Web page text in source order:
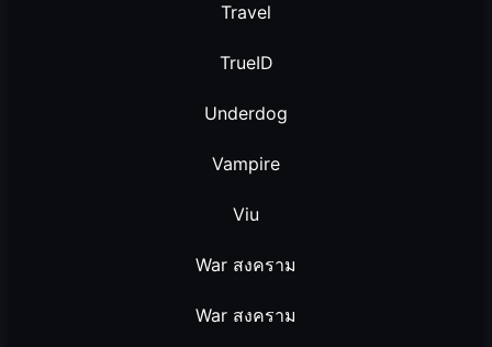
Travel
TrueID
Underdog
Vampire
Viu
War สงคราม
War สงคราม